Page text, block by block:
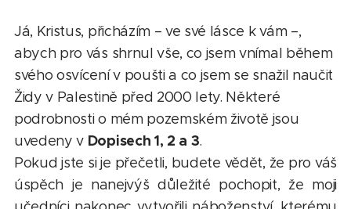
Já, Kristus, přicházím – ve své lásce k vám –,
abych pro vás shrnul vše, co jsem vnímal během
svého osvícení v poušti a co jsem se snažil naučit
Židy v Palestině před 2000 lety. Některé
podrobnosti o mém pozemském životě jsou
uvedeny v Dopisech 1, 2 a 3.
Pokud jste si je přečetli, budete vědět, že pro váš
úspěch je nanejvýš důležité pochopit, že moji